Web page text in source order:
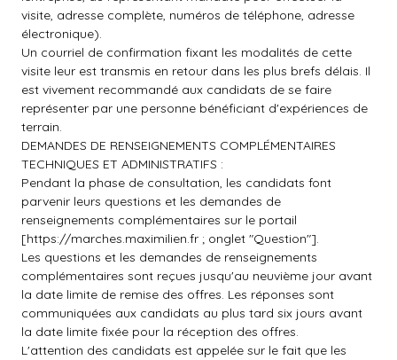
visite, adresse complète, numéros de téléphone, adresse
électronique).
Un courriel de confirmation fixant les modalités de cette
visite leur est transmis en retour dans les plus brefs délais. Il
est vivement recommandé aux candidats de se faire
représenter par une personne bénéficiant d'expériences de
terrain.
DEMANDES DE RENSEIGNEMENTS COMPLÉMENTAIRES
TECHNIQUES ET ADMINISTRATIFS :
Pendant la phase de consultation, les candidats font
parvenir leurs questions et les demandes de
renseignements complémentaires sur le portail
[https://marches.maximilien.fr ; onglet "Question"].
Les questions et les demandes de renseignements
complémentaires sont reçues jusqu'au neuvième jour avant
la date limite de remise des offres. Les réponses sont
communiquées aux candidats au plus tard six jours avant
la date limite fixée pour la réception des offres.
L'attention des candidats est appelée sur le fait que les